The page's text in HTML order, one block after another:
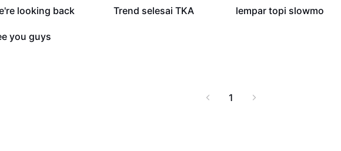
7,2 rb looking back 6,1 rb
Trend selesai TKA 5,9 rb
lempar topi slowmo
you guys
1